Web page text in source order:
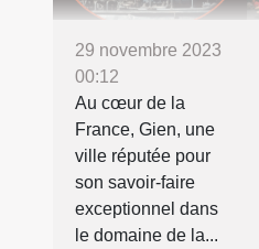
29 novembre 2023
00:12
Au cœur de la
France, Gien, une
ville réputée pour
son savoir-faire
exceptionnel dans
le domaine de la...